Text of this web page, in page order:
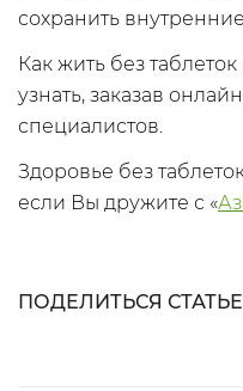
сохранить
Как жить без
узнать, заказав
специалистов.
Здоровье без
если Вы дружите с «
ПОДЕЛИТЬСЯ